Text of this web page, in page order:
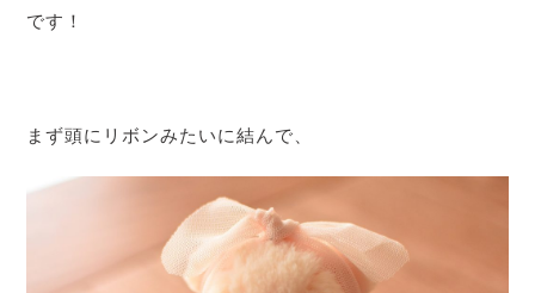
です！
まず頭にリボンみたいに結んで、